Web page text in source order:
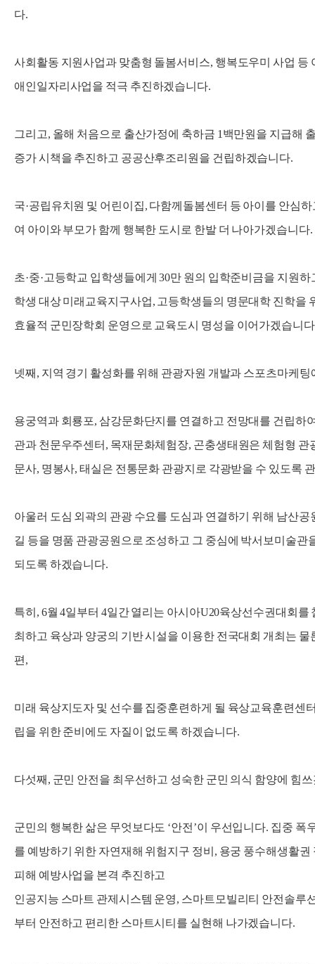
다.
사회활동 지원사업과 맞춤형 돌봄서비스, 행복도우미 사업 등
애인일자리사업을 적극 추진하겠습니다.
그리고, 올해 처음으로 출산가정에 축하금 1백만원을 지급해
증가 시책을 추진하고 공공산후조리원을 건립하겠습니다.
국·공립유치원 및 어린이집, 다함께돌봄센터 등 아이를 안심
여 아이와 부모가 함께 행복한 도시로 한발 더 나아가겠습니다.
초·중·고등학교 입학생들에게 30만 원의 입학준비금을 지원
학생 대상 미래교육지구사업, 고등학생들의 명문대학 진학을
효율적 군민장학회 운영으로 교육도시 명성을 이어가겠습니
넷째, 지역 경기 활성화를 위해 관광자원 개발과 스포츠마케
용궁역과 회룡포, 삼강문화단지를 연결하고 전망대를 건립하
관과 천문우주센터, 목재문화체험장, 곤충생태원은 체험형 관
문사, 명봉사, 태실은 전통문화 관광지로 각광받을 수 있도록
아울러 도심 외곽의 관광 수요를 도심과 연결하기 위해 남산
길 등을 명품 관광공원으로 조성하고 그 중심에 박서보미술관
되도록 하겠습니다.
특히, 6월 4일부터 4일간 열리는 아시아U20육상선수권대회
최하고 육상과 양궁의 기반 시설을 이용한 전국대회 개최는
편,
미래 육상지도자 및 선수를 집중훈련하게 될 육상교육훈련센
립을 위한 준비에도 자질이 없도록 하겠습니다.
다섯째, 군민 안전을 최우선하고 성숙한 군민 의식 함양에 힘
군민의 행복한 삶은 무엇보다도 ‘안전’이 우선입니다. 집중 폭
를 예방하기 위한 자연재해 위험지구 정비, 용궁 풍수해생활
피해 예방사업을 본격 추진하고
인공지능 스마트 관제시스템 운영, 스마트모빌리티 안전솔루
부터 안전하고 편리한 스마트시티를 실현해 나가겠습니다.